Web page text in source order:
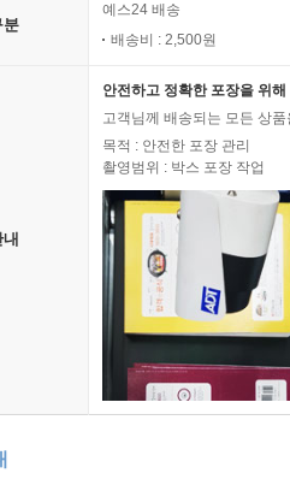
분
예스24 배송
배송비 : 2,500원
안전하고 정확한 포장을 위
고객님께 배송되는 모든 상
목적 : 안전한 포장 관리
촬영범위 : 박스 포장 작업